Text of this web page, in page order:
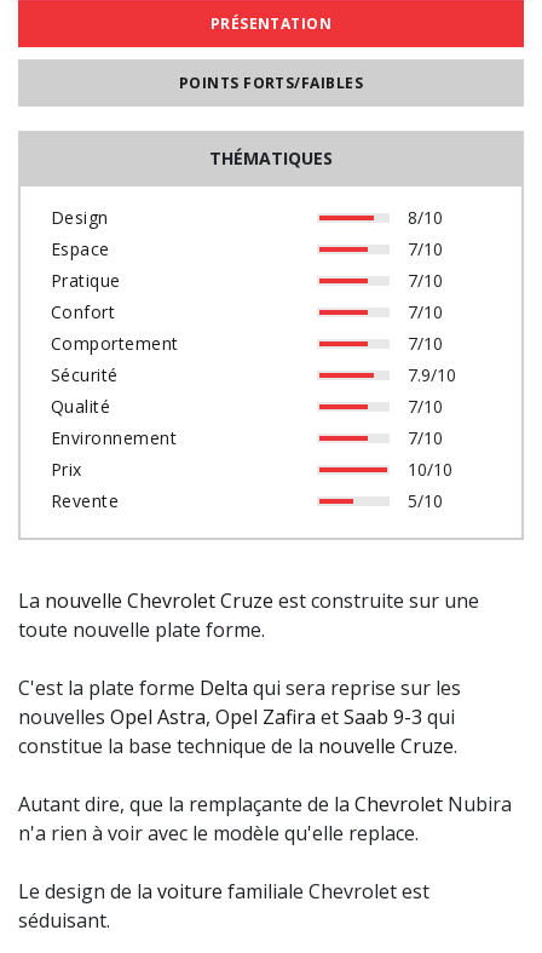
PRÉSENTATION
POINTS FORTS/FAIBLES
THÉMATIQUES
Design
8/10
Espace
7/10
Pratique
7/10
Confort
7/10
Comportement
7/10
Sécurité
7.9/10
Qualité
7/10
Environnement
7/10
Prix
10/10
Revente
5/10
La nouvelle Chevrolet Cruze est construite sur une
toute nouvelle plate forme.
C'est la plate forme Delta qui sera reprise sur les
nouvelles Opel Astra, Opel Zafira etSaab 9-3 qui
constitue la base technique de la nouvelle Cruze.
Autant dire, que la remplaçante de la Chevrolet Nubira
n'a rien à voir avec le modèle qu'elle replace.
Le design de la voiture familiale Chevrolet est
séduisant.